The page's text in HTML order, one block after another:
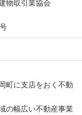
物取引業協会
町に支店をおく不動
の幅広い不動産事業